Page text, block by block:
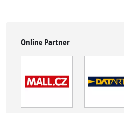
Online Partner